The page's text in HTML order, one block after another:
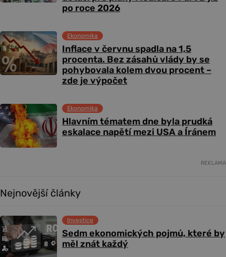
po roce 2026
Inflace v červnu spadla na 1,5
procenta. Bez zásahů vlády by se
pohybovala kolem dvou procent –
zde je výpočet
Ekonomika
Hlavním tématem dne byla prudká
eskalace napětí mezi USA a Íránem
Ekonomika
REKLAMA
Nejnovější články
Sedm ekonomických pojmů, které by
měl znát každý
Investice